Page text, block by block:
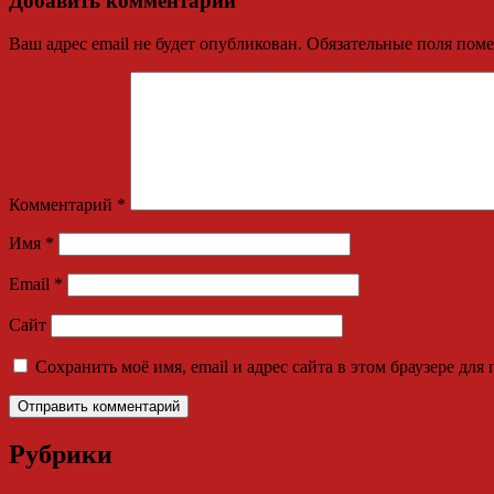
Ваш адрес email не будет опубликован. Обязательные поля
Комментарий *
Имя *
Email *
Сайт
Сохранить моё имя, email и адрес сайта в этом браузере
Рубрики